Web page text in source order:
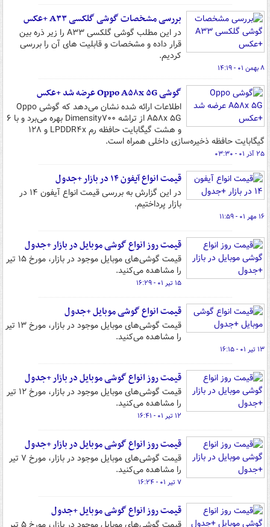
بررسی مشخصات گوشی گلکسی A۳۳ +عکس
در این مطلب گوشی گلکسی A۳۳ را زیر ذره بین
قرار داده و مشخصات و قابلیت های آن را بررسی
کردیم.
۸ بهمن ۰۱ - ۱۴:۱۹
گوشی Oppo A۵۸x ۵G عرضه شد +عکس
اطلاعات ارائه شده نشان می‌دهد که گوشی Oppo
A۵۸x ۵G از تراشه Dimensity۷۰۰ بهره می‌برد و با ۶
و هشت گیگابایت حافظه رم LPDDR۴x و ۱۲۸
گیگابایت حافظه ذخیره‌سازی داخلی همراه است.
۲۵ آذر ۰۱ - ۰۳:۳۰
قیمت انواع آیفون ۱۴ در بازار +جدول
در این گزارش به بررسی قیمت انواع آیفون ۱۴ در
بازار پرداختیم.
۱۶ مهر ۰۱ - ۱۱:۵۹
قیمت روز انواع گوشی موبایل در بازار +جدول
قیمت گوشی‌های موبایل موجود در بازار، مورخ ۱۵ تیر
را مشاهده می‌کنید.
۱۵ تیر ۰۱ - ۱۶:۲۹
قیمت انواع گوشی موبایل +جدول
قیمت گوشی‌های موبایل موجود در بازار، مورخ ۱۳ تیر
را مشاهده می‌کنید.
۱۳ تیر ۰۱ - ۱۶:۱۵
قیمت روز انواع گوشی موبایل در بازار +جدول
قیمت گوشی‌های موبایل موجود در بازار، مورخ ۱۲ تیر
را مشاهده می‌کنید.
۱۲ تیر ۰۱ - ۱۶:۴۱
قیمت روز انواع گوشی موبایل در بازار +جدول
قیمت گوشی‌های موبایل موجود در بازار، مورخ ۷ تیر
را مشاهده می‌کنید.
۷ تیر ۰۱ - ۱۶:۲۴
قیمت روز انواع گوشی موبایل +جدول